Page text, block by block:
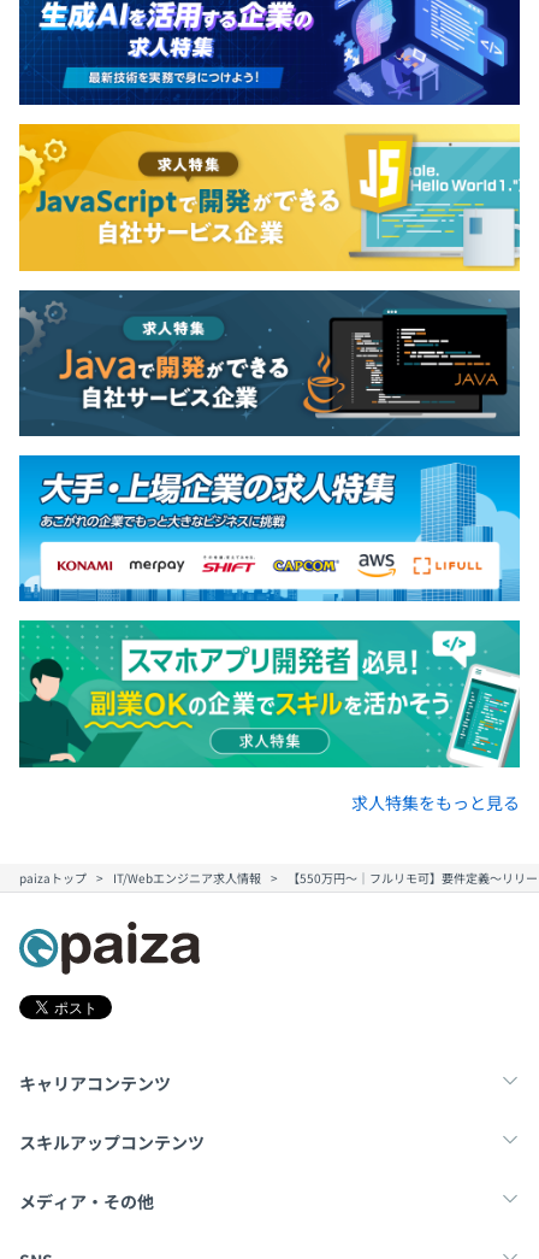
求人特集をもっと見る
paizaトップ IT/Webエンジニア求人情報 【550万円〜｜フルリモ可】要件定義〜リリ
キャリアコンテンツ
転職・キャリア
スキルアップコンテンツ
学習
メディア・その他